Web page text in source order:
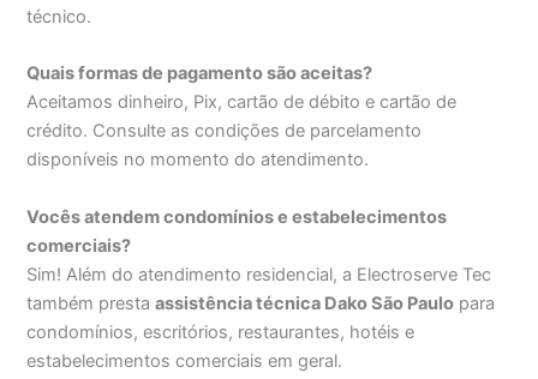
técnico.
Quais formas de pagamento são aceitas?
Aceitamos dinheiro, Pix, cartão de débito e cartão de
crédito. Consulte as condições de parcelamento
disponíveis no momento do atendimento.
Vocês atendem condomínios e estabelecimentos
comerciais?
Sim! Além do atendimento residencial, a Electroserve Tec
também prestaassistência técnica Dako São Paulo para
condomínios, escritórios, restaurantes, hotéis e
estabelecimentos comerciais em geral.